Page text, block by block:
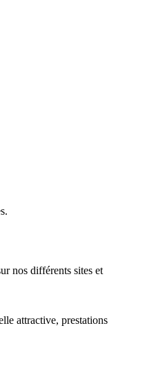
nos différents sites et
attractive, prestations